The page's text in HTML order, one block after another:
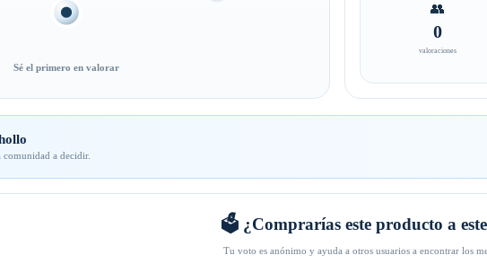
Sé el primero en valorar
👥
0
valoraciones
a decidir.
🗳️ ¿Comprarías este producto a
Tu voto es anónimo y ayuda a otros usuarios a encontrar los